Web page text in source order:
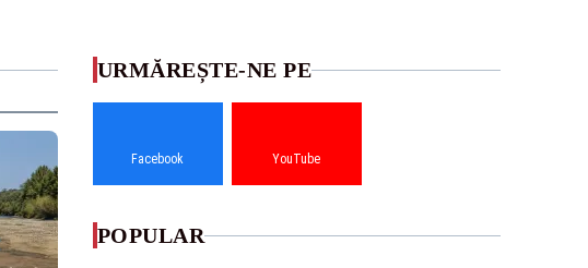
URMĂREȘTE-NE PE
Facebook YouTube
POPULAR